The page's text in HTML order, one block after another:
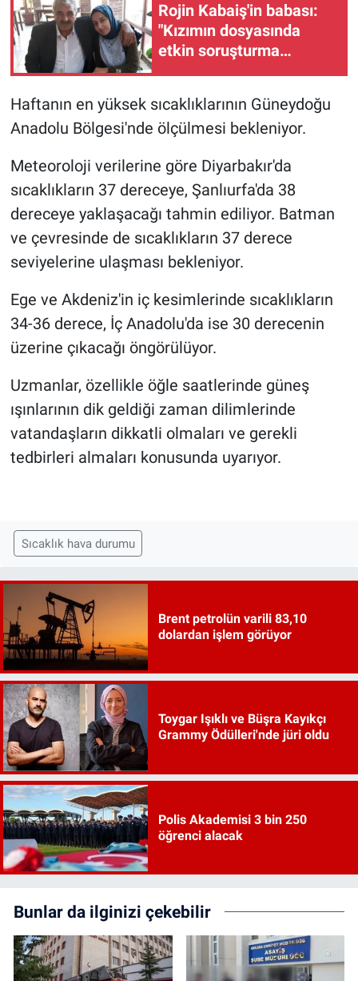
Rojin Kabaiş'in babası:
"Kızımın dosyasında
etkin soruşturma
Haftanın en yüksek sıcaklıklarının Güneydoğu
Anadolu Bölgesi'nde ölçülmesi bekleniyor.
Meteoroloji verilerine göre Diyarbakır'da
sıcaklıkların 37 dereceye, Şanlıurfa'da 38
dereceye yaklaşacağı tahmin ediliyor. Batman
ve çevresinde de sıcaklıkların 37 derece
seviyelerine ulaşması bekleniyor.
Ege ve Akdeniz'in iç kesimlerinde sıcaklıkların
34-36 derece, İç Anadolu'da ise 30 derecenin
üzerine çıkacağı öngörülüyor.
Uzmanlar, özellikle öğle saatlerinde güneş
ışınlarının dik geldiği zaman dilimlerinde
vatandaşların dikkatli olmaları ve gerekli
tedbirleri almaları konusunda uyarıyor.
Sıcaklık hava durumu
Brent petrolün varili 83,10
dolardan işlem görüyor
Toygar Işıklı ve Büşra Kayıkçı
Grammy Ödülleri'nde jüri oldu
Polis Akademisi 3 bin 250
öğrenci alacak
Bunlar da ilginizi çekebilir